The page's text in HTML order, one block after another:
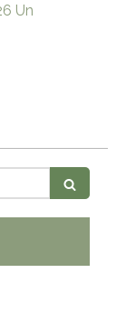
Un